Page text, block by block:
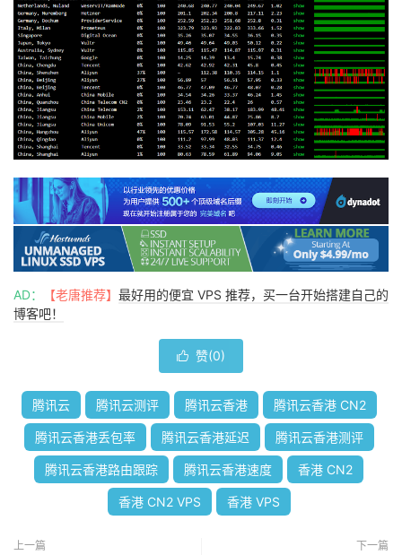
AD： 【老唐推荐】 最好用的便宜 VPS 推荐，买一台开始搭建自己的
博客吧！
 赞(0)
腾讯云 腾讯云测评 腾讯云香港 腾讯云香港 CN2
腾讯云香港丢包率 腾讯云香港延迟 腾讯云香港测评
腾讯云香港路由跟踪 腾讯云香港速度 香港 CN2
香港 CN2 VPS 香港 VPS
上一篇 下一篇